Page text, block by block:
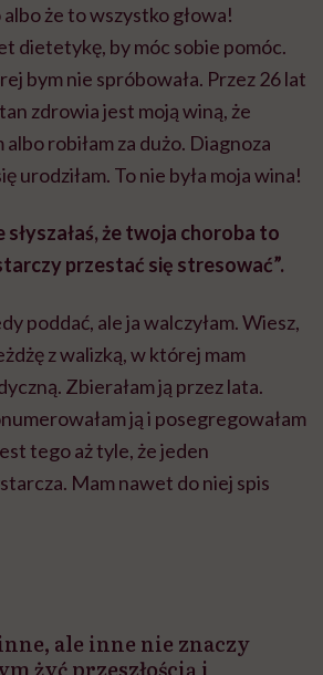
że to wszystko głowa!
dietetykę, by móc sobie pomóc.
bym nie spróbowała. Przez 26 lat
zdrowia jest moją winą, że
albo robiłam za dużo. Diagnoza
urodziłam. To nie była moja wina!
że twoja choroba to
przestać się stresować”.
poddać, ale ja walczyłam. Wiesz,
z walizką, w której mam
Zbierałam ją przez lata.
ją i posegregowałam
tego aż tyle, że jeden
Mam nawet do niej spis
ale inne nie znaczy
żyć przeszłością i